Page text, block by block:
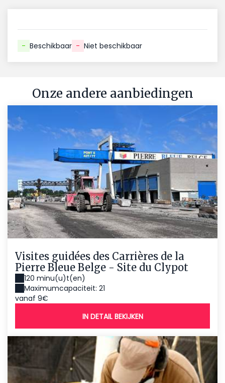
- Beschikbaar - Niet beschikbaar
Onze andere aanbiedingen
Visites guidées des Carrières de la
Pierre Bleue Belge - Site du Clypot
120 minu(u)t(en)
Maximumcapaciteit: 21
vanaf 9€
IN DETAIL BEKIJKEN